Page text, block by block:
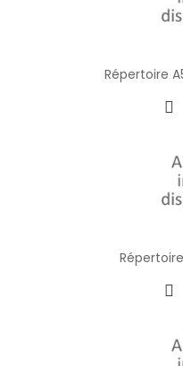
Répertoire